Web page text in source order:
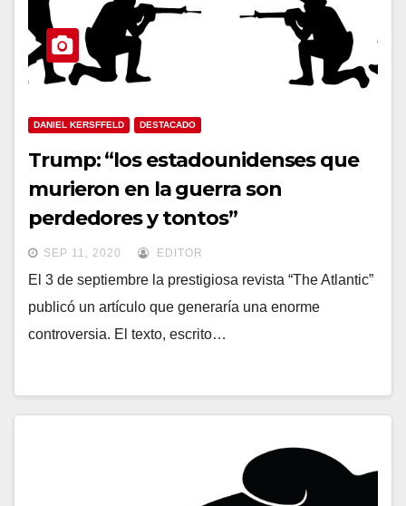
DANIEL KERSFFELD DESTACADO
Trump: “los estadounidenses que
murieron en la guerra son
perdedores y tontos”
SEP 11, 2020 EDITOR
El 3 de septiembre la prestigiosa revista “The Atlantic”
publicó un artículo que generaría una enorme
controversia. El texto, escrito…